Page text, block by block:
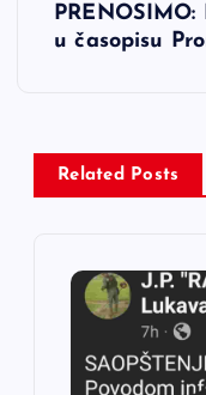
a
u časopisu
Related Posts